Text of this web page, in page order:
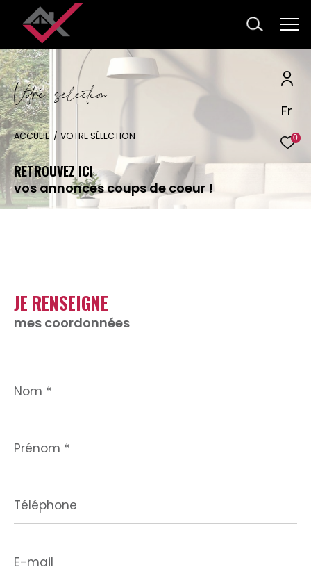
Fr
0
Vore sélectio
ACCUEIL VOTRE SÉLECTION
RETROUVEZ ICI
vos annonces coups de coeur !
JE RENSEIGNE
mes coordonnées
*
*
mail